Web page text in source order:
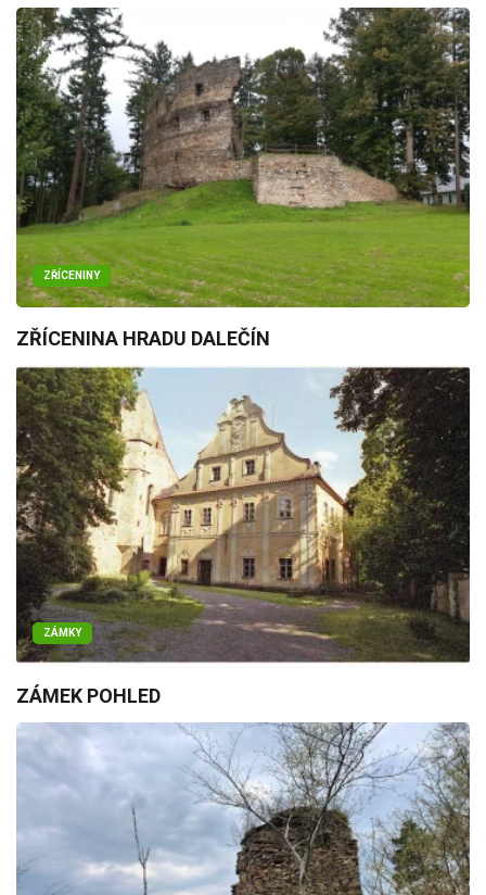
ZŘÍCENINY
ZŘÍCENINA HRADU DALEČÍN
ZÁMKY
ZÁMEK POHLED